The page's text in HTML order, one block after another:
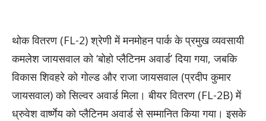
थोक वितरण (FL-2) श्रेणी में मनमोहन पार्क के प्रमुख व्यवसायी
कमलेश जायसवाल को ‘बोहो प्लैटिनम अवार्ड’ दिया गया, जबकि
विकास शिवहरे को गोल्ड और राजा जायसवाल (प्रदीप कुमार
जायसवाल) को सिल्वर अवार्ड मिला। बीयर वितरण (FL-2B) में
ध्रुवेश वार्ष्णेय को प्लैटिनम अवार्ड से सम्मानित किया गया। इसके